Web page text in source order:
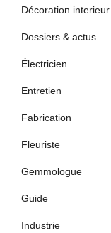
Décoration interieur
Dossiers & actus
Électricien
Entretien
Fabrication
Fleuriste
Gemmologue
Guide
Industrie